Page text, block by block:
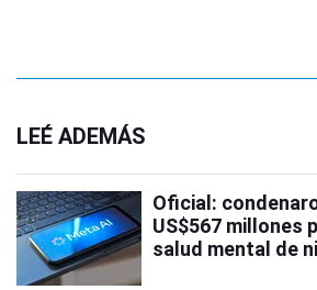
LEÉ ADEMÁS
Oficial:
US$567 millones
salud mental de